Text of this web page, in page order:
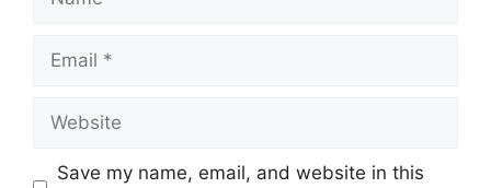
Email
Website
Save my name, email, and website in this